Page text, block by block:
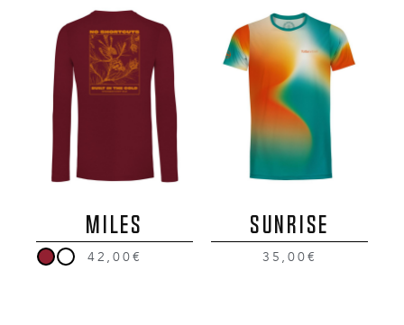
MILES
42,00€
SUNRISE
35,00€